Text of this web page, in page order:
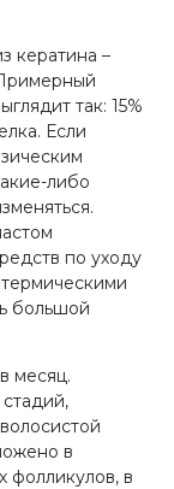
кератина –
так: 15%
Если
либо
по уходу
большой
месяц.
в
фолликулов, в